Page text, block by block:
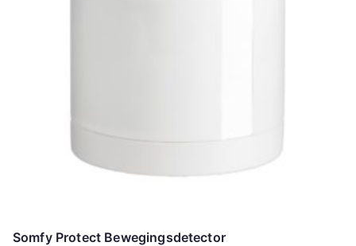
Somfy Protect Bewegingsdetector